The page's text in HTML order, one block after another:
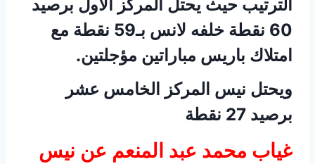
الترتيب حيث يحتل المركز الاول برصيد
60 نقطة خلفه لانس بـ59 نقطة مع
امتلاك باريس مباراتين مؤجلتين.
ويحتل نيس المركز الخامس عشر
برصيد 27 نقطة
غياب محمد عبد المنعم عن نيس